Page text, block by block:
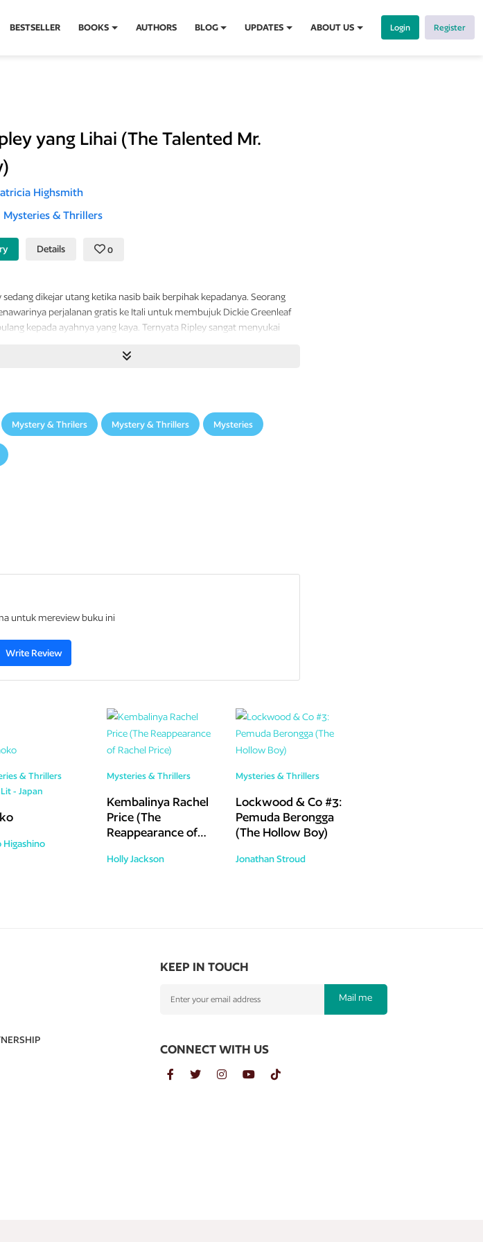
BESTSELLER BOOKS AUTHORS BLOG UPDATES ABOUT US Login Register
yang Lihai (The Talented Mr.
Highsmith
Mysteries & Thrillers
Details 0
sedang dikejar utang ketika nasib baik berpihak kepadanya. Seorang
perjalanan gratis ke Itali untuk membujuk Dickie Greenleaf
kepada ayahnya yang kaya. Ternyata Ripley sangat menyukai
yang ramah, menyenangkan, dan manipulatif, Tom
Mystery & Thrilers Mystery & Thrillers Mysteries
untuk mereview buku ini
Write Review
& Thrillers
- Japan
Higashino
Mysteries & Thrillers
Kembalinya Rachel
Price (The
Reappearance of
Holly Jackson
Mysteries & Thrillers
Lockwood & Co #3:
Pemuda Berongga
(The Hollow Boy)
Jonathan Stroud
KEEP IN TOUCH
Mail me
CONNECT WITH US